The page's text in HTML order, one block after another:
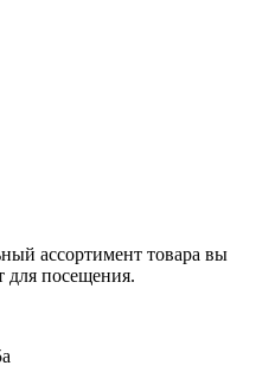
ассортимент товара вы
для посещения.